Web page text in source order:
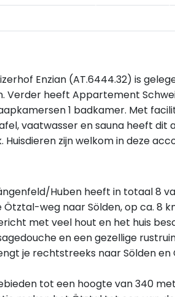
Enzian (AT.6444.32) is
Verder heeft Appartement
1 badkamer. Met
vaatwasser en sauna heeft
Huisdieren zijn welkom in deze
Huben heeft in totaal 8
Ötztal-weg naar Sölden, op ca. 8
met veel hout en het huis
en een gezellige
je rechtstreeks naar Sölden en
tot een hoogte van 340